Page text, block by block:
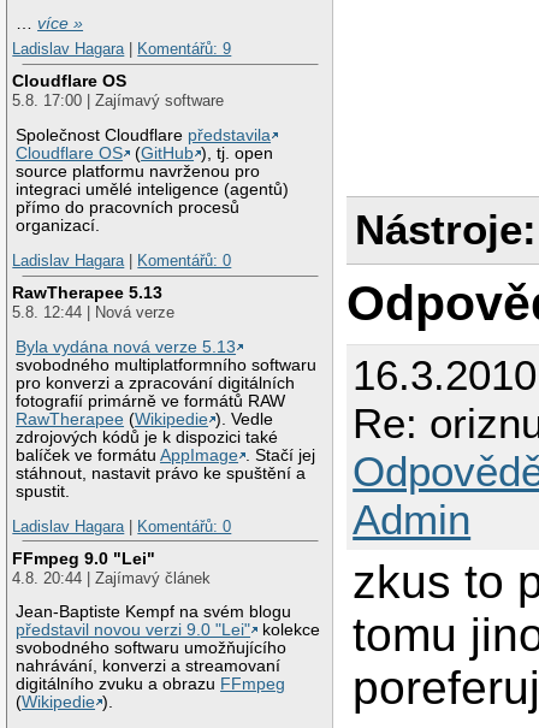
…více »
Ladislav Hagara| Komentářů: 9
Cloudflare OS
5.8. 17:00 | Zajímavý software
Společnost Cloudflare představila
Cloudflare OS
(GitHub ), tj. open
source platformu navrženou pro
integraci umělé inteligence (agentů)
přímo do pracovních procesů
organizací.
Ladislav Hagara| Komentářů: 0
RawTherapee 5.13
5.8. 12:44 | Nová verze
Byla vydána nová verze 5.13
svobodného multiplatformního softwaru
pro konverzi a zpracování digitálních
fotografií primárně ve formátů RAW
RawTherapee (Wikipedie ). Vedle
zdrojových kódů je k dispozici také
balíček ve formátuAppImage
. Stačí jej
stáhnout, nastavit právo ke spuštění a
spustit.
Ladislav Hagara| Komentářů: 0
FFmpeg 9.0 "Lei"
4.8. 20:44 | Zajímavý článek
Jean-Baptiste Kempf na svém blogu
představil novou verzi 9.0 "Lei"
kolekce
svobodného softwaru umožňujícího
nahrávání, konverzi a streamovaní
digitálního zvuku a obrazu FFmpeg
(Wikipedie ).
Nástroje:
Re:
Admin
zkus to
tomu